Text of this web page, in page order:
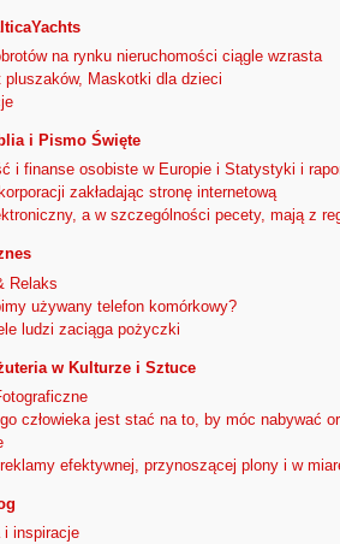
na rynku nieruchomości ciągle wzrasta
pluszaków, Maskotki dla dzieci
i Pismo Święte
i finanse osobiste w Europie i Statystyki i
zakładając stronę internetową
a w szczególności pecety, mają z
Relaks
używany telefon komórkowy?
ludzi zaciąga pożyczki
w Kulturze i Sztuce
człowieka jest stać na to, by móc nabywać
efektywnej, przynoszącej plony i w
inspiracje